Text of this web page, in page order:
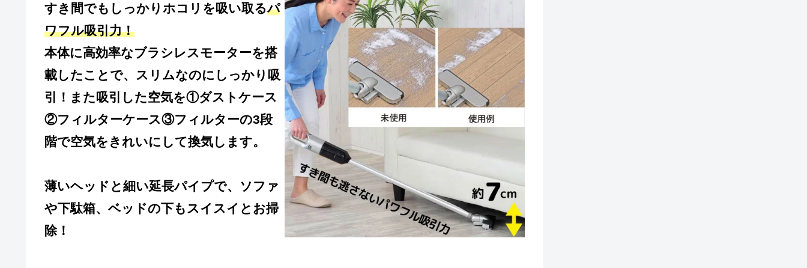
すき間でもしっかりホコリを吸い取るパ
ワフル吸引力！
本体に高効率なブラシレスモーターを搭
載したことで、スリムなのにしっかり吸
引！また吸引した空気を①ダストケース
②フィルターケース③フィルターの3段
階で空気をきれいにして換気します。
薄いヘッドと細い延長パイプで、ソファ
や下駄箱、ベッドの下もスイスイとお掃
除！